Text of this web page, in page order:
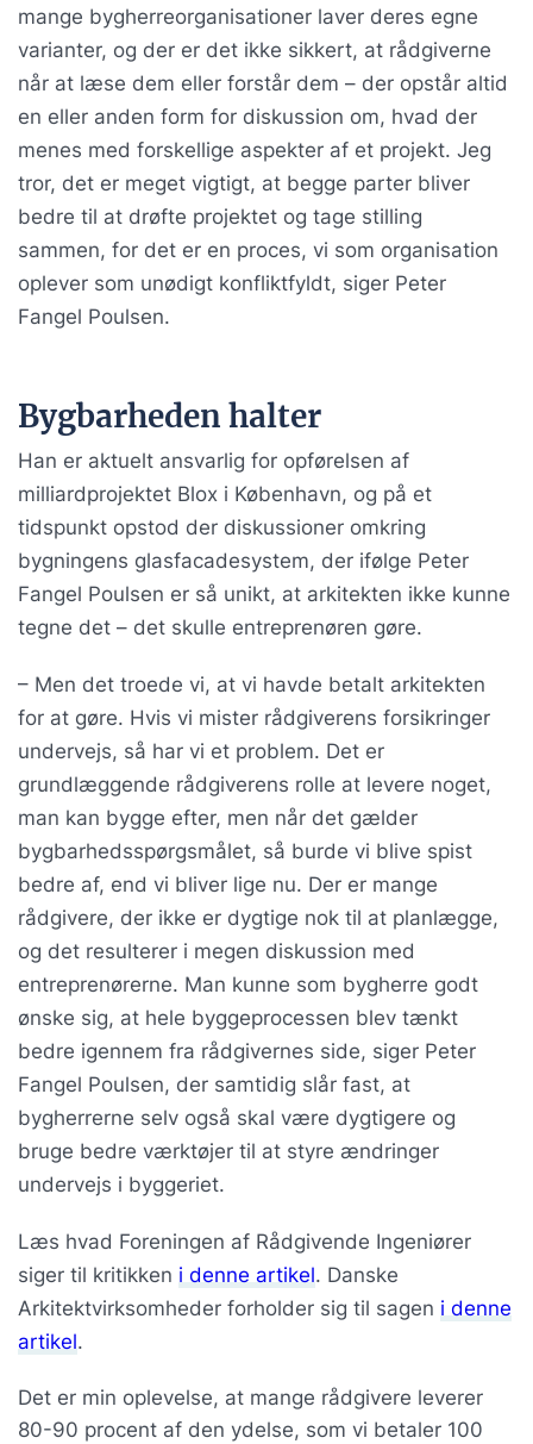
mange bygherreorganisationer laver deres egne
varianter, og der er det ikke sikkert, at rådgiverne
når at læse dem eller forstår dem – der opstår altid
en eller anden form for diskussion om, hvad der
menes med forskellige aspekter af et projekt. Jeg
tror, det er meget vigtigt, at begge parter bliver
bedre til at drøfte projektet og tage stilling
sammen, for det er en proces, vi som organisation
oplever som unødigt konfliktfyldt, siger Peter
Fangel Poulsen.
Bygbarheden halter
Han er aktuelt ansvarlig for opførelsen af
milliardprojektet Blox i København, og på et
tidspunkt opstod der diskussioner omkring
bygningens glasfacadesystem, der ifølge Peter
Fangel Poulsen er så unikt, at arkitekten ikke kunne
tegne det – det skulle entreprenøren gøre.
– Men det troede vi, at vi havde betalt arkitekten
for at gøre. Hvis vi mister rådgiverens forsikringer
undervejs, så har vi et problem. Det er
grundlæggende rådgiverens rolle at levere noget,
man kan bygge efter, men når det gælder
bygbarhedsspørgsmålet, så burde vi blive spist
bedre af, end vi bliver lige nu. Der er mange
rådgivere, der ikke er dygtige nok til at planlægge,
og det resulterer i megen diskussion med
entreprenørerne. Man kunne som bygherre godt
ønske sig, at hele byggeprocessen blev tænkt
bedre igennem fra rådgivernes side, siger Peter
Fangel Poulsen, der samtidig slår fast, at
bygherrerne selv også skal være dygtigere og
bruge bedre værktøjer til at styre ændringer
undervejs i byggeriet.
Læs hvad Foreningen af Rådgivende Ingeniører
siger til kritikken i denne artikel. Danske
Arkitektvirksomheder forholder sig til sagen i denne
artikel.
Det er min oplevelse, at mange rådgivere leverer
80-90 procent af den ydelse, som vi betaler 100